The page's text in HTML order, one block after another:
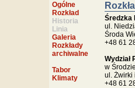
Ogólne
Rozkład
Historia
Linia
Galeria
Rozkłady
archiwalne
Tabor
Klimaty
Średzka
ul.
Środa
+48 61
Wydział
w
ul. Żwirki
+48 61